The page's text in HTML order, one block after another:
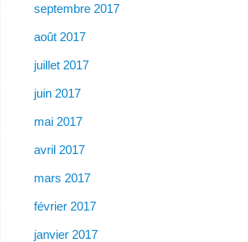
septembre 2017
août 2017
juillet 2017
juin 2017
mai 2017
avril 2017
mars 2017
février 2017
janvier 2017